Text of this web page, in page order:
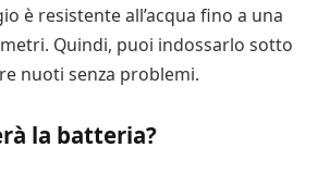
è resistente all’acqua fino a una
Quindi, puoi indossarlo sotto
nuoti senza problemi.
la batteria?